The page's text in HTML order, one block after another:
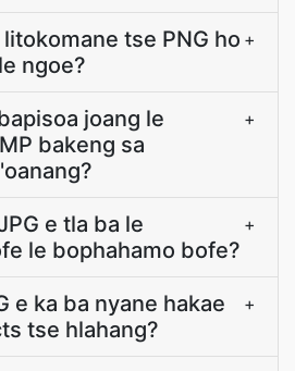
tse PNG ho
ngoe?
+
joang le
bakeng sa
+
e tla ba le
le bophahamo bofe?
+
e ka ba nyane hakae
tse hlahang?
+